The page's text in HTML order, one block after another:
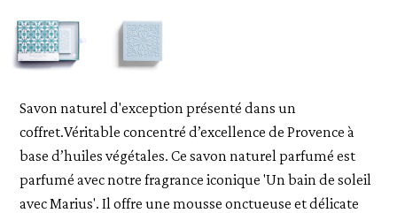
Savon naturel d'exception présenté dans un
coffret.Véritable concentré d’excellence de Provence à
base d’huiles végétales. Ce savon naturel parfumé est
parfumé avec notre fragrance iconique 'Un bain de soleil
avec Marius'. Il offre une mousse onctueuse et délicate